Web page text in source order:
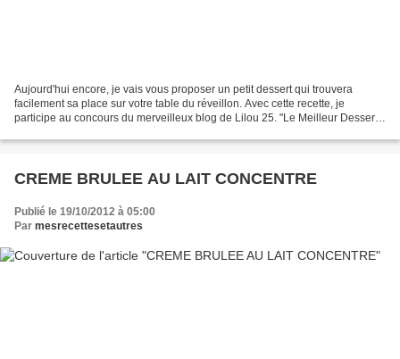
Aujourd'hui encore, je vais vous proposer un petit dessert qui trouvera
facilement sa place sur votre table du réveillon. Avec cette recette, je
participe au concours du merveilleux blog de Lilou 25. "Le Meilleur Dessert
CREME BRULEE AU LAIT CONCENTRE
Publié le 19/10/2012 à 05:00
Par mesrecettesetautres